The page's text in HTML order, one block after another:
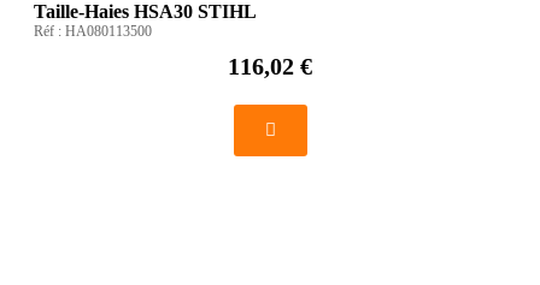
Taille-Haies HSA30 STIHL
Réf : HA080113500
116,02 €